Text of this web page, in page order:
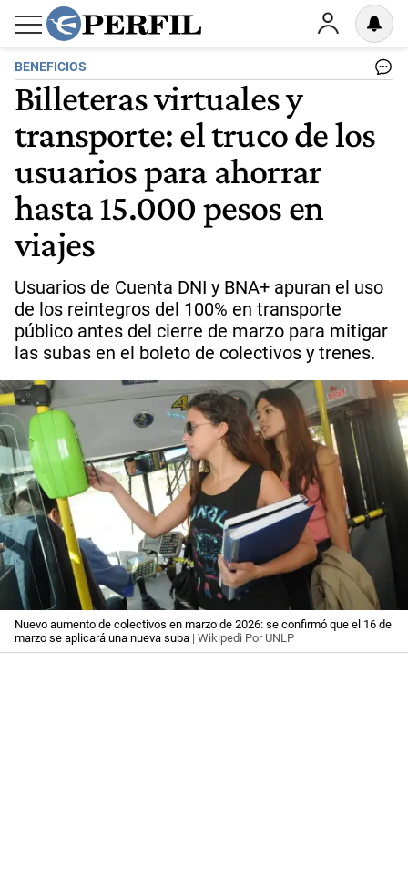
BENEFICIOS
Billeteras virtuales y
transporte: el truco de los
usuarios para ahorrar
hasta 15.000 pesos en
viajes
Usuarios de Cuenta DNI y BNA+ apuran el uso
de los reintegros del 100% en transporte
público antes del cierre de marzo para mitigar
las subas en el boleto de colectivos y trenes.
Nuevo aumento de colectivos en marzo de 2026: se confirmó que el 16 de
marzo se aplicará una nueva suba | Wikipedi Por UNLP